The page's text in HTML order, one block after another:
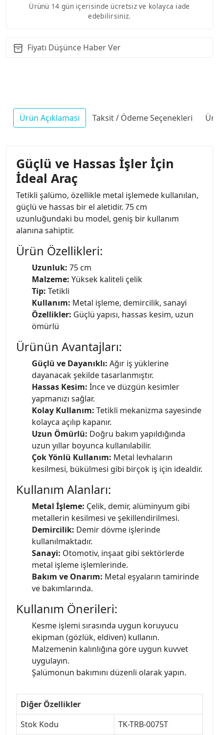
Ürünü 14 gün içerisinde ücretsiz ve kolayca iade
edebilirsiniz.
Fiyatı Düşünce Haber Ver
Ürün Açıklaması Taksit / Ödeme Seçenekleri
Güçlü ve Hassas İşler İçin
İdeal Araç
Tetikli şalümo, özellikle metal işlemede kullanılan,
güçlü ve hassas bir el aletidir. 75 cm
uzunluğundaki bu model, geniş bir kullanım
alanına sahiptir.
Ürün Özellikleri:
Uzunluk: 75 cm
Malzeme: Yüksek kaliteli çelik
Tip: Tetikli
Kullanım: Metal işleme, demircilik, sanayi
Özellikler: Güçlü yapısı, hassas kesim, uzun
ömürlü
Ürünün Avantajları:
Güçlü ve Dayanıklı: Ağır iş yüklerine
dayanacak şekilde tasarlanmıştır.
Hassas Kesim: İnce ve düzgün kesimler
yapmanızı sağlar.
Kolay Kullanım: Tetikli mekanizma sayesinde
kolayca açılıp kapanır.
Uzun Ömürlü: Doğru bakım yapıldığında
uzun yıllar boyunca kullanılabilir.
Çok Yönlü Kullanım: Metal levhaların
kesilmesi, bükülmesi gibi birçok iş için idealdir.
Kullanım Alanları:
Metal İşleme: Çelik, demir, alüminyum gibi
metallerin kesilmesi ve şekillendirilmesi.
Demircilik: Demir dövme işlerinde
kullanılmaktadır.
Sanayi: Otomotiv, inşaat gibi sektörlerde
metal işleme işlemlerinde.
Bakım ve Onarım: Metal eşyaların tamirinde
ve bakımlarında.
Kullanım Önerileri:
Kesme işlemi sırasında uygun koruyucu
ekipman (gözlük, eldiven) kullanın.
Malzemenin kalınlığına göre uygun kuvvet
uygulayın.
Şalümonun bakımını düzenli olarak yapın.
Diğer Özellikler
Stok Kodu
TK-TRB-0075T